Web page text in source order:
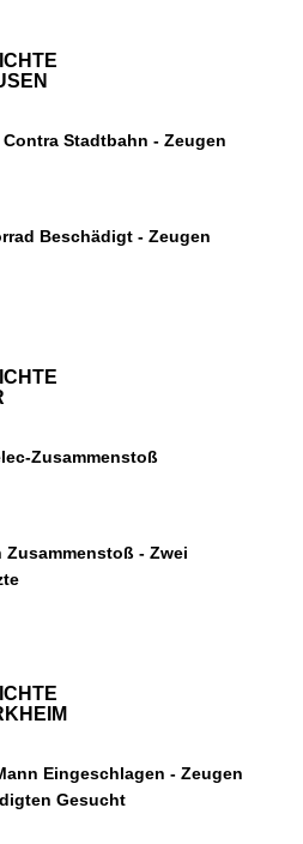
Contra Stadtbahn - Zeugen
Beschädigt - Zeugen
Zusammenstoß
Zusammenstoß - Zwei
Eingeschlagen - Zeugen
Gesucht